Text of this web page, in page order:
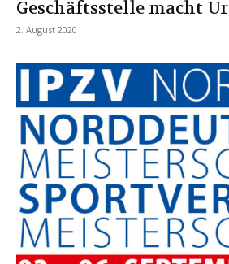
Geschäftsstelle macht
2. August 2020